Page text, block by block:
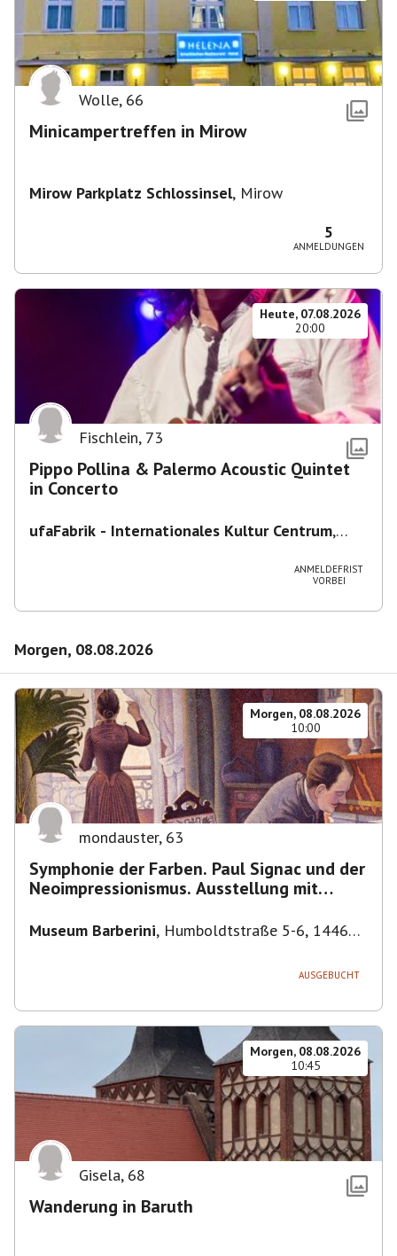
Wolle, 66
Minicampertreffen in Mirow
Mirow Parkplatz Schlossinsel, Mirow
5
ANMELDUNGEN
Heute, 07.08.2026
20:00
Fischlein, 73
Pippo Pollina & Palermo Acoustic Quintet
in Concerto
ufaFabrik - Internationales Kultur Centrum,
ANMELDEFRIST
VORBEI
Morgen, 08.08.2026
Morgen, 08.08.2026
10:00
mondauster, 63
Symphonie der Farben. Paul Signac und der
Neoimpressionismus. Ausstellung mit
Museum Barberini, Humboldtstraße 5-6, 14467
AUSGEBUCHT
Morgen, 08.08.2026
10:45
Gisela, 68
Wanderung in Baruth